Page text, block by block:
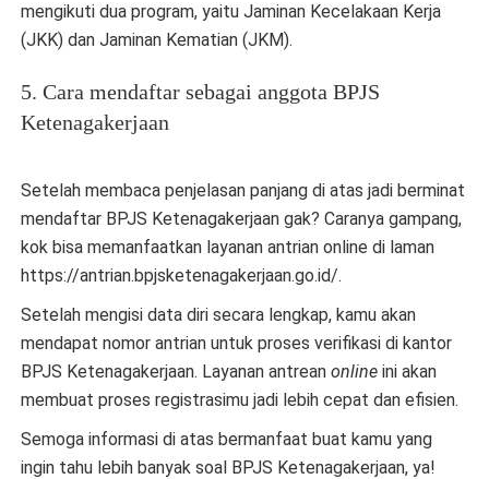
mengikuti dua program, yaitu Jaminan Kecelakaan Kerja
(JKK) dan Jaminan Kematian (JKM).
5. Cara mendaftar sebagai anggota BPJS
Ketenagakerjaan
Setelah membaca penjelasan panjang di atas jadi berminat
mendaftar BPJS Ketenagakerjaan gak? Caranya gampang,
kok bisa memanfaatkan layanan antrian online di laman
https://antrian.bpjsketenagakerjaan.go.id/.
Setelah mengisi data diri secara lengkap, kamu akan
mendapat nomor antrian untuk proses verifikasi di kantor
BPJS Ketenagakerjaan. Layanan antrean online ini akan
membuat proses registrasimu jadi lebih cepat dan efisien.
Semoga informasi di atas bermanfaat buat kamu yang
ingin tahu lebih banyak soal BPJS Ketenagakerjaan, ya!